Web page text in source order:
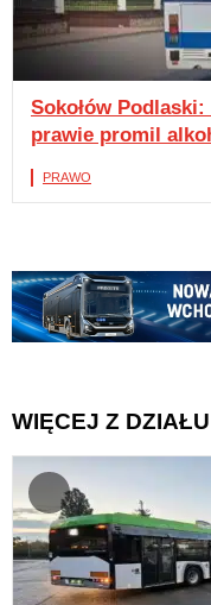
Sokołów
prawie promil
PRAWO
WIĘCEJ Z